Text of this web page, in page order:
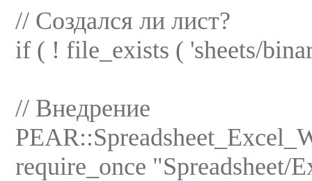
// Создался ли лист?
if ( ! file_exists ( 'sheets/
// Внедрение
require_once "Spreadsheet/